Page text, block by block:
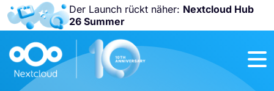
Der Launch rückt näher: Nextcloud Hub
26 Summer
Nicht
verpassen: